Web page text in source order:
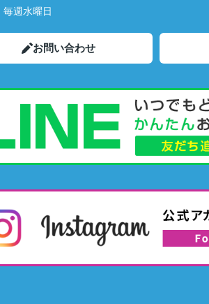
毎週水曜日
お問い合わせ